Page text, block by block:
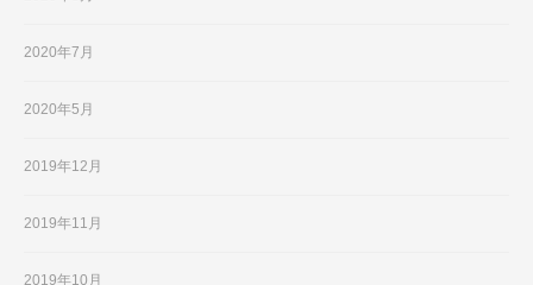
2020年7月
2020年5月
2019年12月
2019年11月
2019年10月